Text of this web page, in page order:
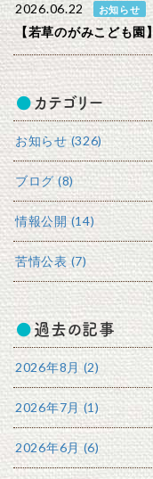
2026.06.22 お知らせ
【若草のがみこども園】
カテゴリー
お知らせ (326)
ブログ (8)
情報公開 (14)
苦情公表 (7)
過去の記事
2026年8月 (2)
2026年7月 (1)
2026年6月 (6)